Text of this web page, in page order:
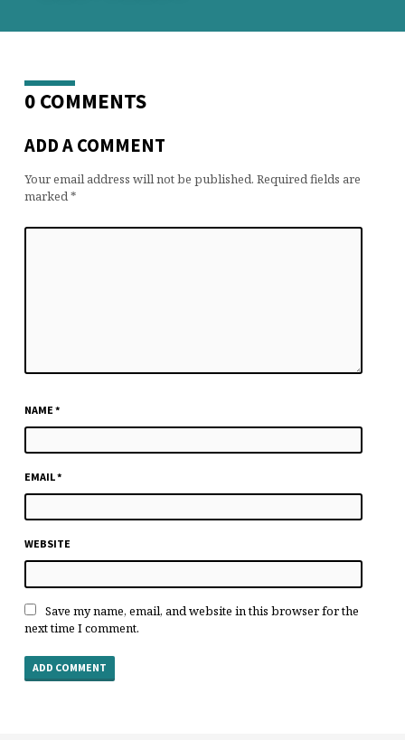
0 COMMENTS
ADD A COMMENT
Your email address will not be published. Required fields are
marked *
NAME *
EMAIL*
WEBSITE
Save my name, email, and website in this browser for the
next time I comment.